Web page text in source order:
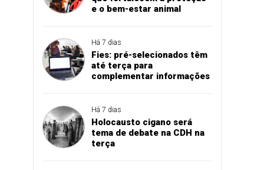
e o bem-estar animal
Há 7 dias
Fies: pré-selecionados têm
até terça para
complementar informações
Há 7 dias
Holocausto cigano será
tema de debate na CDH na
terça